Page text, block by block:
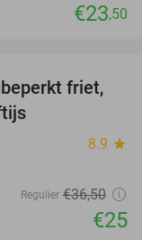
€23,50
32%
friet,
8.9 star
Regulier €36,50
€25